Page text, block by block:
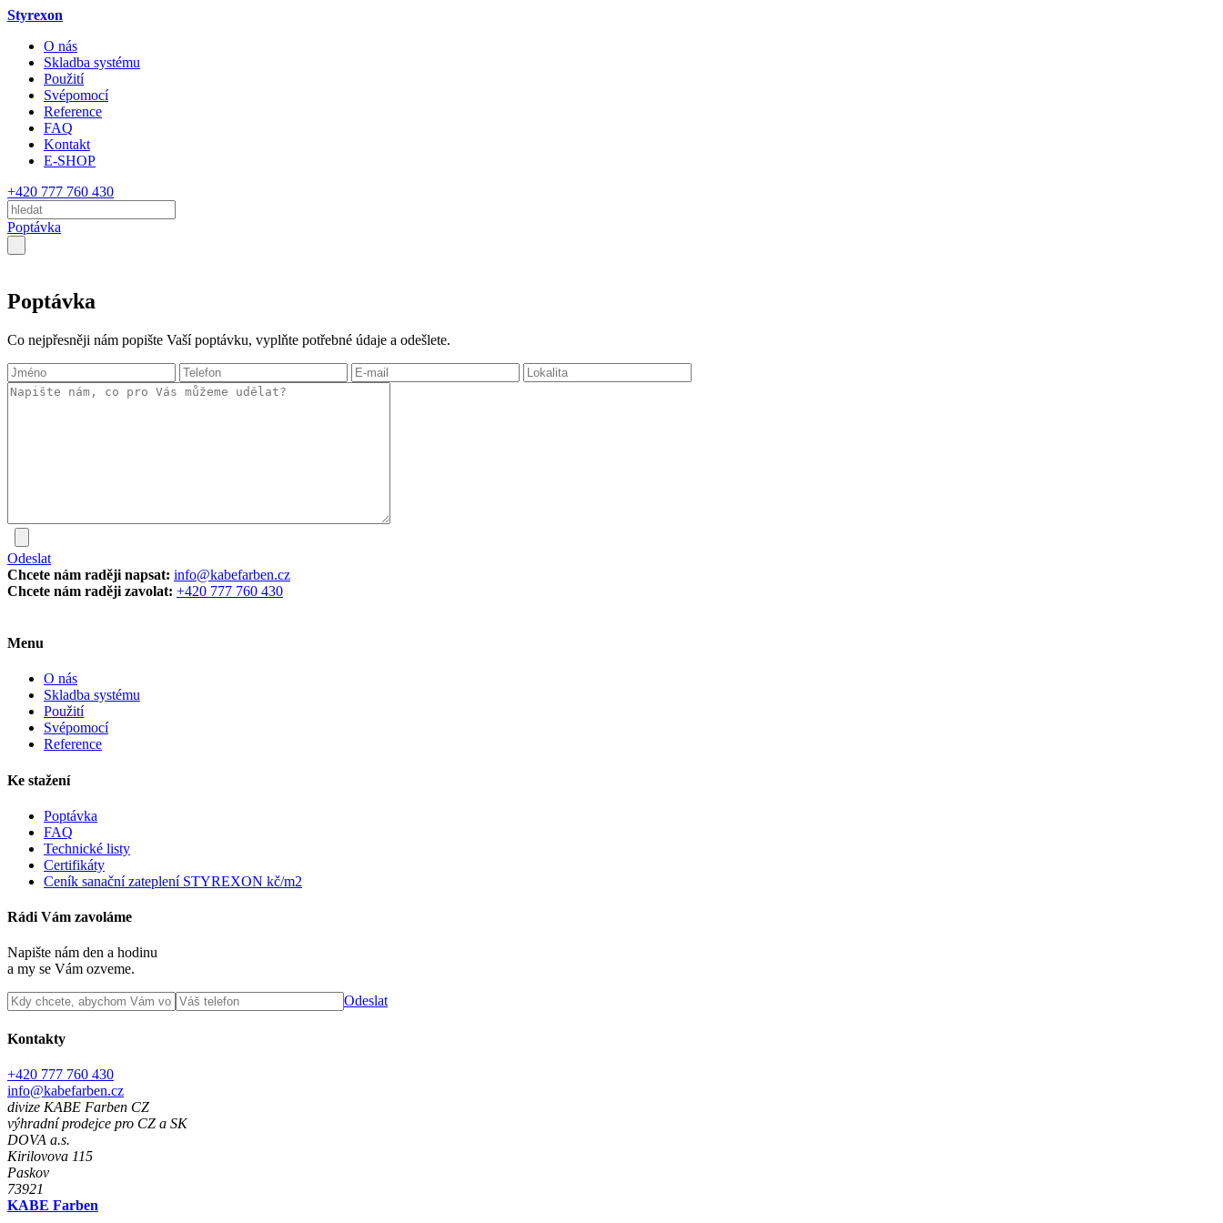
Styrexon
O nás
Skladba systému
Použití
Svépomocí
Reference
FAQ
Kontakt
E-SHOP
+420 777 760 430
Poptávka
Poptávka
Co nejpřesněji nám popište Vaší poptávku, vyplňte potřebné údaje a odešlete.
Odeslat
Chcete nám raději napsat: info@kabefarben.cz
Chcete nám raději zavolat: +420 777 760 430
Menu
O nás
Skladba systému
Použití
Svépomocí
Reference
Ke stažení
Poptávka
FAQ
Technické listy
Certifikáty
Ceník sanační zateplení STYREXON kč/m2
Rádi Vám zavoláme
Napište nám den a hodinu
a my se Vám ozveme.
Odeslat
Kontakty
+420 777 760 430
info@kabefarben.cz
divize KABE Farben CZ
výhradní prodejce pro CZ a SK
DOVA a.s.
Kirilovova 115
Paskov
73921
KABE Farben